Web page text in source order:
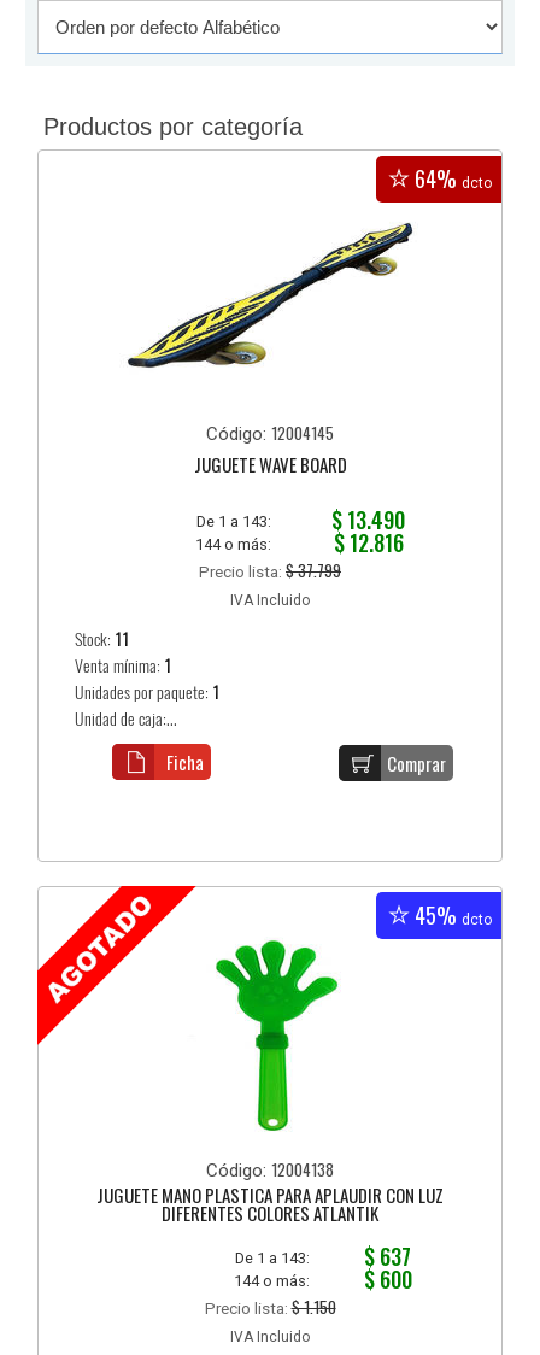
Productos por categoría
64% dcto
Código: 12004145
JUGUETE WAVE BOARD
De 1 a 143: $ 13.490
144 o más: $ 12.816
Precio lista: $ 37.799
IVA Incluido
Stock: 11
Venta mínima: 1
Unidades por paquete: 1
Unidad de caja:...
Comprar
Ficha
45% dcto
Código: 12004138
JUGUETE MANO PLASTICA PARA APLAUDIR CON LUZ
DIFERENTES COLORES ATLANTIK
De 1 a 143: $ 637
144 o más: $ 600
Precio lista:$ 1.150
IVA Incluido